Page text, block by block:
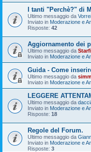
I tanti "Perchè?" di
Ultimo messaggio da
Inviato in Moderazione e
Risposte: 42
Aggiornamento dei
Ultimo messaggio da
Inviato in Moderazione e
Guida - Come
Ultimo messaggio da
Inviato in Moderazione e
LEGGERE
Ultimo messaggio da
Inviato in Moderazione e
Risposte: 18
Regole del Forum.
Ultimo messaggio da
Inviato in Moderazione e
Risposte: 3